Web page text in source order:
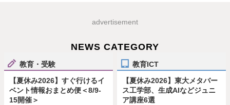
advertisement
NEWS CATEGORY
教育・受験
【夏休み2026】すぐ行けるイ
ベント情報おまとめ便＜8/9-
15開催＞
教育ICT
【夏休み2026】東大メタバー
ス工学部、生成AIなどジュニ
ア講座6選